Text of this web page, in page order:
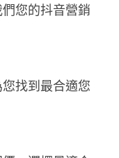
您的抖音營銷
找到最合適您